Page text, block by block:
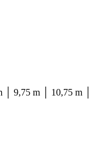
│ 9,75 m │ 10,75 m